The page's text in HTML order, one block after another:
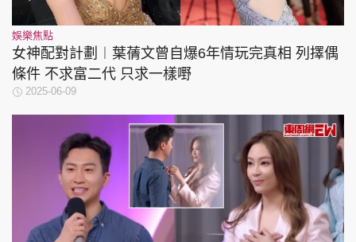
娛樂焦點
女神配對計劃︱葉蒨文曾自爆6年情玩完真相 列擇偶
條件 不求富二代 只求一樣嘢
2025-06-09